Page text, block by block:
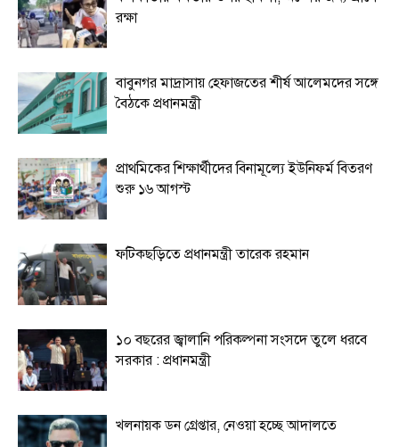
রক্ষা
বাবুনগর মাদ্রাসায় হেফাজতের শীর্ষ আলেমদের সঙ্গে
বৈঠকে প্রধানমন্ত্রী
প্রাথমিকের শিক্ষার্থীদের বিনামূল্যে ইউনিফর্ম বিতরণ
শুরু ১৬ আগস্ট
ফটিকছড়িতে প্রধানমন্ত্রী তারেক রহমান
১০ বছরের জ্বালানি পরিকল্পনা সংসদে তুলে ধরবে
সরকার : প্রধানমন্ত্রী
খলনায়ক ডন গ্রেপ্তার, নেওয়া হচ্ছে আদালতে